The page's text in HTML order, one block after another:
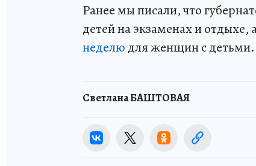
Ранее мы писали, что
детей на экзаменах и отдыхе,
неделю для женщин с детьми.
Светлана БАШТОВАЯ